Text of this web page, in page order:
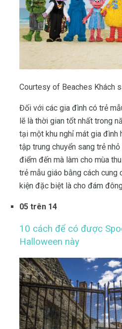
Courtesy of Beaches Khách
Đối với các gia đình có trẻ
lẽ là thời gian tốt nhất trong
tại một khu nghỉ mát gia đình
tập trung chuyển sang trẻ
điểm đến mà làm cho mùa
trẻ mẫu giáo bằng cách
kiện đặc biệt là cho đám
05 trên 14
10 cách để có được
Halloween này